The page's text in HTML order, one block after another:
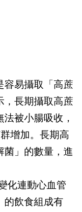
容易攝取「高蔗
，長期攝取高蔗
被小腸吸收，
增加。長期高
菌」的數量，進
化連動心血管
的飲食組成有